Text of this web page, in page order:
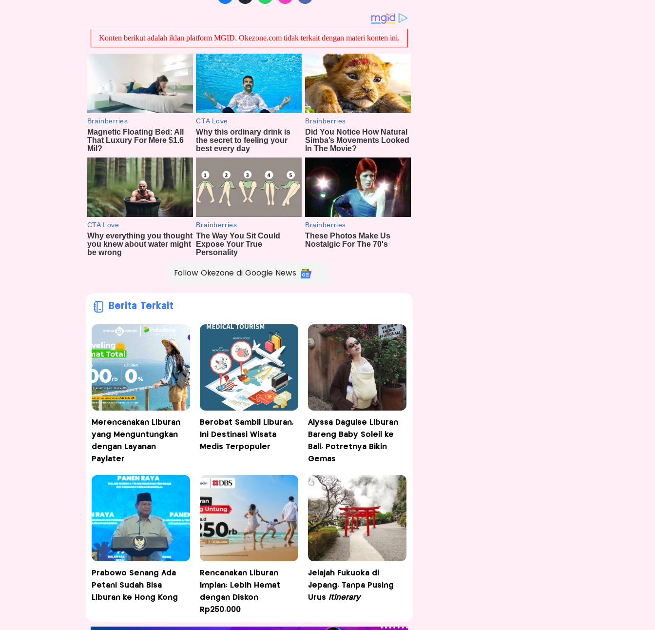
Follow Okezone di Google News
Berita Terkait
Merencanakan Liburan
yang Menguntungkan
dengan Layanan
Paylater
Berobat Sambil Liburan,
Ini Destinasi Wisata
Medis Terpopuler
Alyssa Daguise Liburan
Bareng Baby Soleil ke
Bali, Potretnya Bikin
Gemas
Prabowo Senang Ada
Petani Sudah Bisa
Liburan ke Hong Kong
Rencanakan Liburan
Impian: Lebih Hemat
dengan Diskon
Rp250.000
Jelajah Fukuoka di
Jepang, Tanpa Pusing
Urus Itinerary